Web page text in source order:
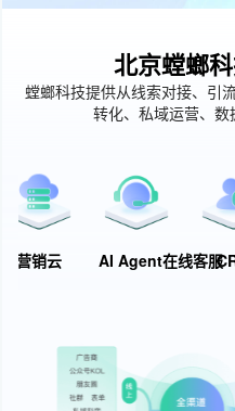
北京螳螂
螳螂科技提供从线索对接、引
转化、私域运营、
营销云 AI Agent在线客服